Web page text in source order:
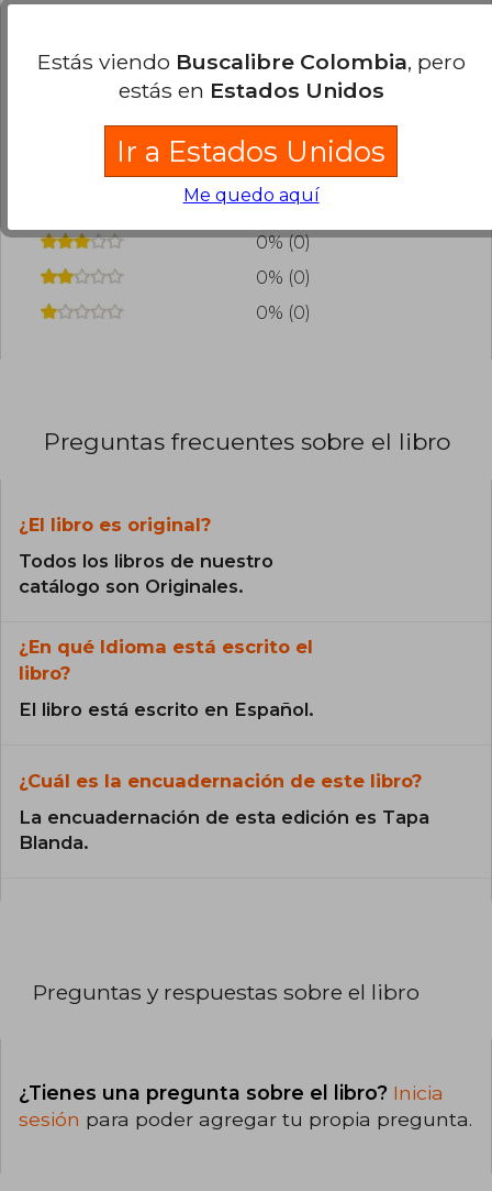
¿Leíste este libro? Inicia sesión para poder
80% (4)
20% (1)
0% (0)
0% (0)
0% (0)
Preguntas frecuentes sobre el libro
¿El libro es original?
Todos los libros de nuestro
catálogo son Originales.
¿En qué Idioma está escrito el
libro?
El libro está escrito en Español.
¿Cuál es la encuadernación de este libro?
La encuadernación de esta edición es Tapa
Blanda.
Preguntas y respuestas sobre el libro
¿Tienes una pregunta sobre el libro? Inicia
sesión para poder agregar tu propia pregunta.
Estás viendo Buscalibre Colombia, pero
estás en Estados Unidos
Ir a Estados Unidos
Me quedo aquí